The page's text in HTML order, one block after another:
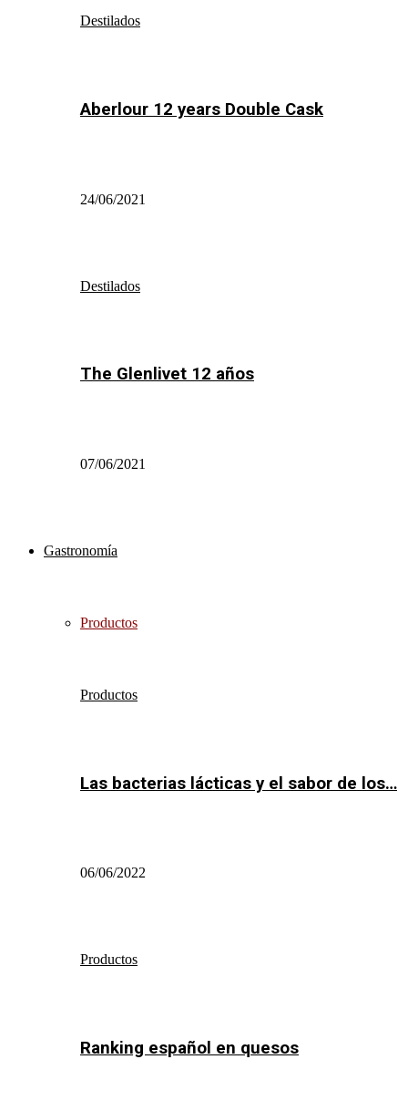
Destilados
Aberlour 12 years Double Cask
24/06/2021
Destilados
The Glenlivet 12 años
07/06/2021
Gastronomía
Productos
Productos
Las bacterias lácticas y el sabor de los…
06/06/2022
Productos
Ranking español en quesos